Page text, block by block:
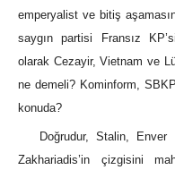
emperyalist ve bitiş
saygın partisi Fransız
olarak Cezayir, Vietnam ve
ne demeli? Kominform,
konuda?
Doğrudur, Stalin, Enver
Zakhariadis’in çizgisini